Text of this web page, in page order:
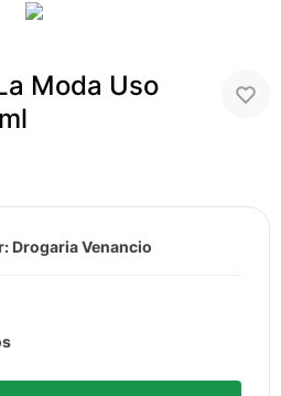
Moda Uso
Drogaria Venancio
liquido